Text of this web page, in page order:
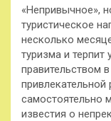
«Непривычное»,
туристическое
несколько
туризма и
правительством
привлекательной
самостоятельно
известия о